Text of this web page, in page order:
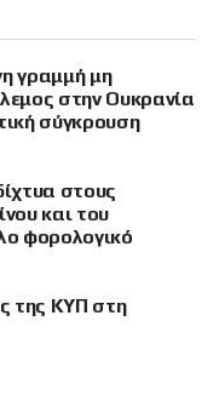
γραμμή μη
στην Ουκρανία
σύγκρουση
στους
και του
φορολογικό
της ΚΥΠ στη